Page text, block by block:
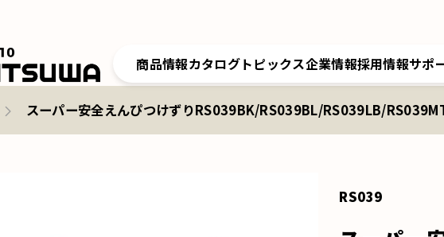
商品情報カタログトピックス企業情報
トップメッセージ／経
採用情報
採用情報トップ
サポ
サポートトップ
クツワオンライン
スーパー安全えんぴつけずりRS039BK/RS039BL/RS039LB/
RS039